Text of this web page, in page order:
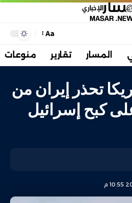
Aa
المسار تقارير منوعات
تحذر إيران من
كبح إسرائيل